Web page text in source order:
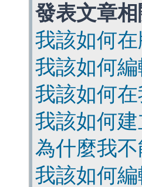
發表文章
我該如何
我該如何
我該如何
我該如何建
為什麼我
我該如何